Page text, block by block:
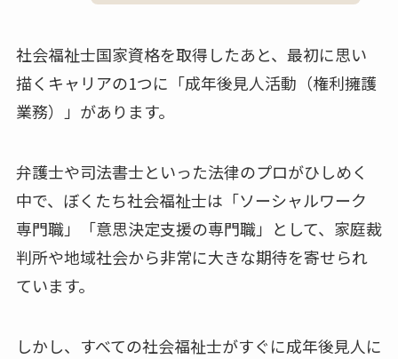
社会福祉士国家資格を取得したあと、最初に思い
描くキャリアの1つに「成年後見人活動（権利擁護
業務）」があります。
弁護士や司法書士といった法律のプロがひしめく
中で、ぼくたち社会福祉士は「ソーシャルワーク
専門職」「意思決定支援の専門職」として、家庭裁
判所や地域社会から非常に大きな期待を寄せられ
ています。
しかし、すべての社会福祉士がすぐに成年後見人に